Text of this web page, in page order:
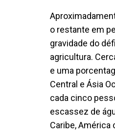
o restante em
gravidade do
agricultura.
e uma
Central e Ásia
cada cinco
escassez de
Caribe, América